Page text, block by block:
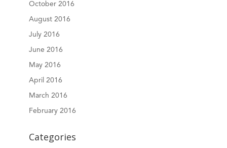
October 2016
August 2016
July 2016
June 2016
May 2016
April 2016
March 2016
February 2016
Categories